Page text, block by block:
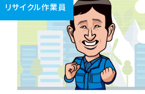
リサイクル作業員